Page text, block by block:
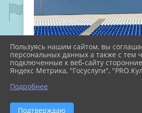
Пользуясь нашим сайтом, вы
персональных данных а также с тем
подключенные к веб-сайту
Яндекс Метрика, "Госуслуги",
Подробнее
Подтверждаю